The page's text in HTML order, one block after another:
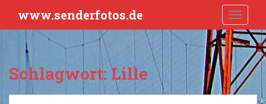
i
www.senderfotos.de
Schlagwort:Lille